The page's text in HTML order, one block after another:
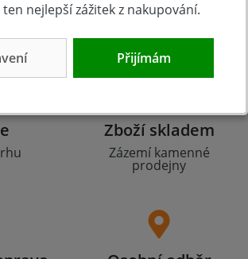
Zboží skladem
Zázemí kamenné
prodejny
nejlepší zážitek z nakupování.
Přijímám